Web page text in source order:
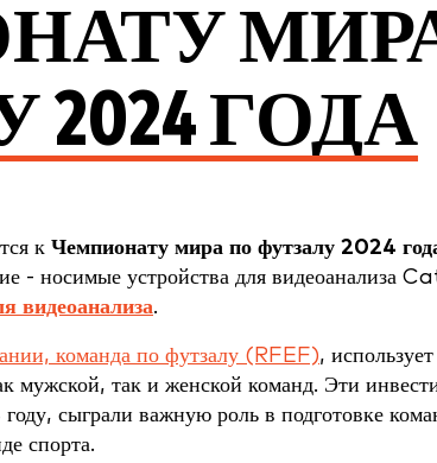
ГОДА
к Чемпионату мира по футзалу 2024
- носимые устройства для видеоанализа
видеоанализа.
команда по футзалу (RFEF),
мужской, так и женской команд. Эти
сыграли важную роль в подготовке
спорта.